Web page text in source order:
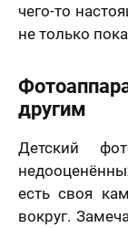
чего-то
не только
другим
Детский
есть своя
вокруг.